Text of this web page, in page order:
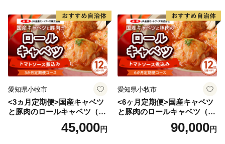
愛知県小牧市
<3ヵ月定期便>国産キャベツ
と豚肉のロールキャベツ（6P
45,000円
愛知県小牧市
<6ヶ月定期便>国産キャベツ
と豚肉のロールキャベツ（6P
90,000円